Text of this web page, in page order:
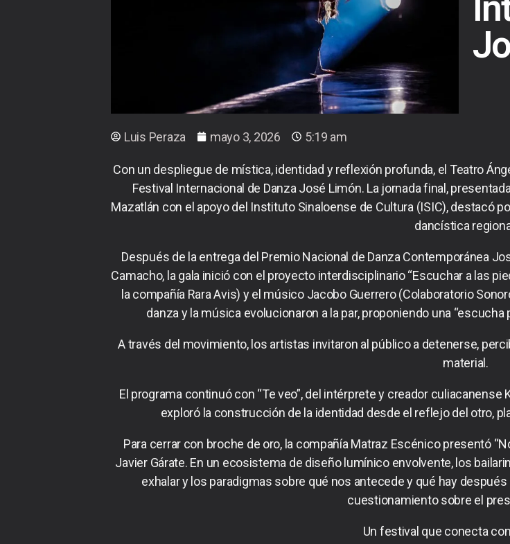
Luis Peraza mayo 3, 2026 5:19 am
Con un despliegue de mística, identidad y reflexión profunda, el Teatro
Festival Internacional de Danza José Limón. La jornada final,
Mazatlán con el apoyo del Instituto Sinaloense de Cultura (ISIC), destacó
dancística
Después de la entrega del Premio Nacional de Danza Contemporánea
Camacho, la gala inició con el proyecto interdisciplinario “Escuchar a las
la compañía Rara Avis) y el músico Jacobo Guerrero (Colaboratorio
danza y la música evolucionaron a la par, proponiendo una
A través del movimiento, los artistas invitaron al público a detenerse,
material.
El programa continuó con “Te veo”, del intérprete y creador
exploró la construcción de la identidad desde el reflejo del otro,
Para cerrar con broche de oro, la compañía Matraz Escénico presentó
Javier Gárate. En un ecosistema de diseño lumínico envolvente, los
exhalar y los paradigmas sobre qué nos antecede y qué hay
cuestionamiento sobre el
Un festival que conecta